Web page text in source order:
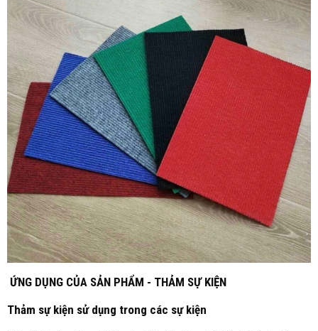
ỨNG DỤNG CỦA SẢN PHẨM - THẢM SỰ KIỆN
Thảm sự kiện sử dụng trong các sự kiện